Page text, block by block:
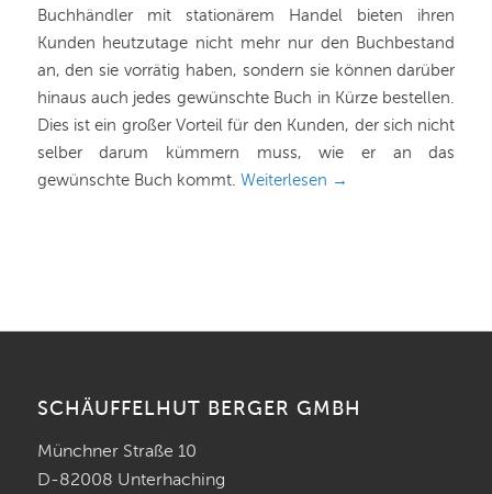
Buchhändler mit stationärem Handel bieten ihren
Kunden heutzutage nicht mehr nur den Buchbestand
an, den sie vorrätig haben, sondern sie können darüber
hinaus auch jedes gewünschte Buch in Kürze bestellen.
Dies ist ein großer Vorteil für den Kunden, der sich nicht
selber darum kümmern muss, wie er an das
gewünschte Buch kommt. Weiterlesen →
SCHÄUFFELHUT BERGER GMBH
Münchner Straße 10
D-82008 Unterhaching